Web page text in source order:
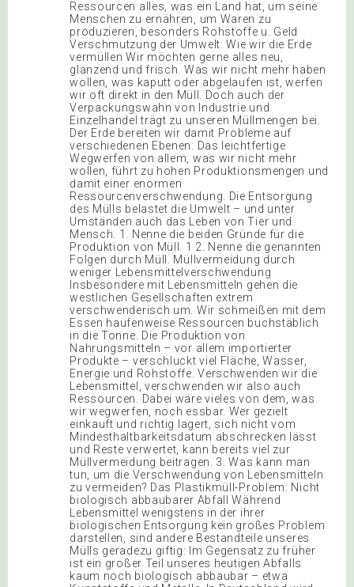
Ressourcen alles, was ein Land hat, um seine
Menschen zu ernähren, um Waren zu
produzieren, besonders Rohstoffe u. Geld
Verschmutzung der Umwelt: Wie wir die Erde
vermüllen Wir möchten gerne alles neu,
glänzend und frisch. Was wir nicht mehr haben
wollen, was kaputt oder abgelaufen ist, werfen
wir oft direkt in den Müll. Doch auch der
Verpackungswahn von Industrie und
Einzelhandel trägt zu unseren Müllmengen bei.
Der Erde bereiten wir damit Probleme auf
verschiedenen Ebenen: Das leichtfertige
Wegwerfen von allem, was wir nicht mehr
wollen, führt zu hohen Produktionsmengen und
damit einer enormen
Ressourcenverschwendung. Die Entsorgung
des Mülls belastet die Umwelt – und unter
Umständen auch das Leben von Tier und
Mensch. 1. Nenne die beiden Gründe für die
Produktion von Müll. 1 2. Nenne die genannten
Folgen durch Müll. Müllvermeidung durch
weniger Lebensmittelverschwendung
Insbesondere mit Lebensmitteln gehen die
westlichen Gesellschaften extrem
verschwenderisch um. Wir schmeißen mit dem
Essen haufenweise Ressourcen buchstäblich
in die Tonne. Die Produktion von
Nahrungsmitteln – vor allem importierter
Produkte – verschluckt viel Fläche, Wasser,
Energie und Rohstoffe. Verschwenden wir die
Lebensmittel, verschwenden wir also auch
Ressourcen. Dabei wäre vieles von dem, was
wir wegwerfen, noch essbar. Wer gezielt
einkauft und richtig lagert, sich nicht vom
Mindesthaltbarkeitsdatum abschrecken lässt
und Reste verwertet, kann bereits viel zur
Müllvermeidung beitragen. 3. Was kann man
tun, um die Verschwendung von Lebensmitteln
zu vermeiden? Das Plastikmüll-Problem: Nicht
biologisch abbaubarer Abfall Während
Lebensmittel wenigstens in der ihrer
biologischen Entsorgung kein großes Problem
darstellen, sind andere Bestandteile unseres
Mülls geradezu giftig: Im Gegensatz zu früher
ist ein großer Teil unseres heutigen Abfalls
kaum noch biologisch abbaubar – etwa